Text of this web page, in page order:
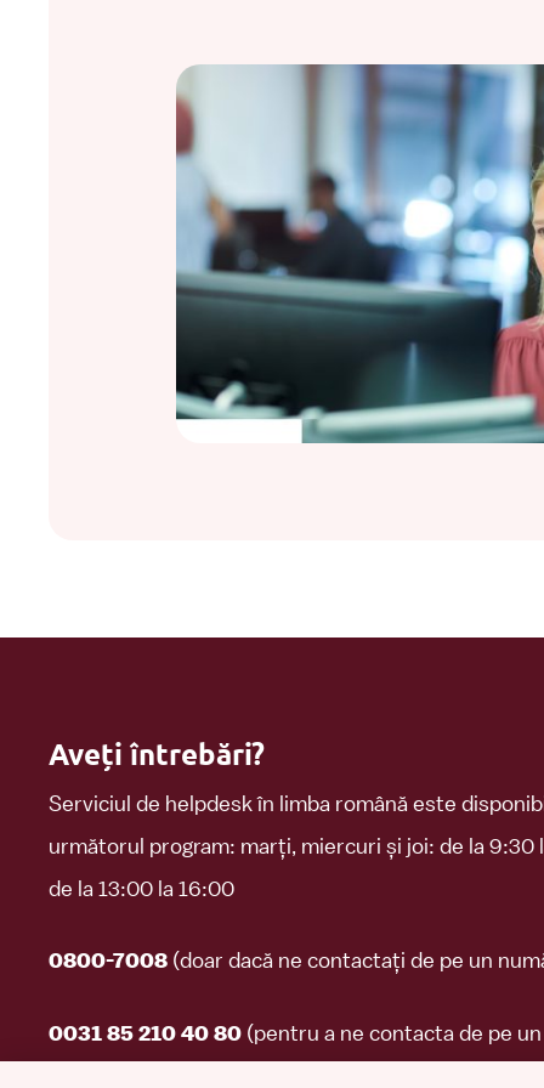
Aveți întrebări?
Serviciul de helpdesk în limba română este
următorul program: marți, miercuri și joi: de la 9:30
de la 13:00 la 16:00
0800-7008 (doar dacă ne contactați de pe un
0031 85 210 40 80 (pentru a ne contacta de pe